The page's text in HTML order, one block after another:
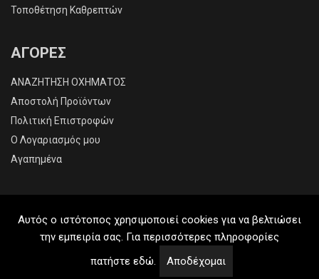
Αυτός ο ιστότοπος χρησιμοποιεί cookies για να βελτιώσει
την εμπειρία σας. Για περισσότερες πληροφορίες
πατήστε εδώ.
Αποδέχομαι
Τοποθέτηση Καθρεπτών
ΑΓΟΡΕΣ
ΑΝΑΖΗΤΗΣΗ ΟΧΗΜΑΤΟΣ
Αποστολή Προϊόντων
Πολιτική Επιστροφών
O Λογαριασμός μου
Αγαπημένα
2026 © All Rights Reserved. Created by